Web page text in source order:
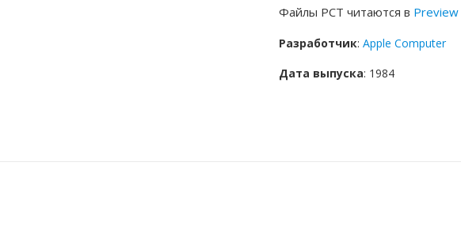
Файлы PCT читаются в Preview
Разработчик: Apple Computer
Дата выпуска: 1984